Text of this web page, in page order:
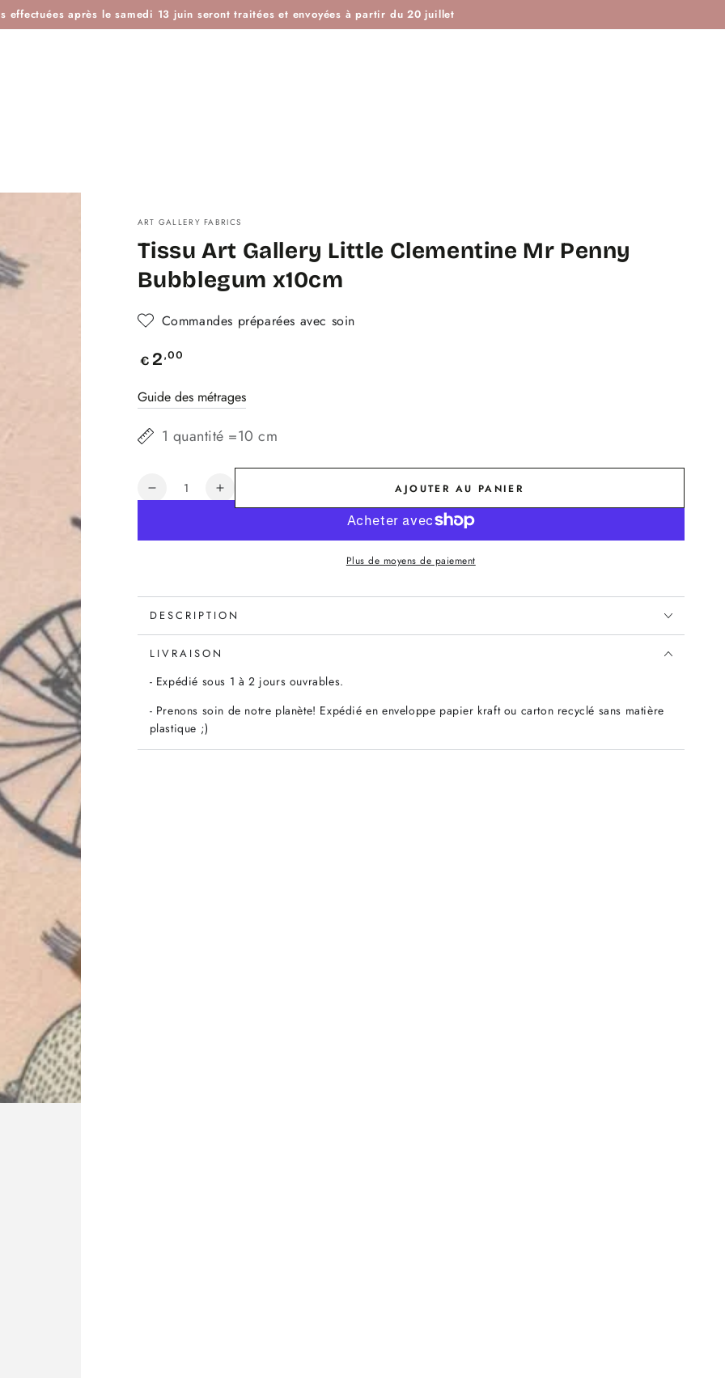
effectuées après le samedi 13 juin seront traitées et envoyées à partir du 20 juillet
ART GALLERY FABRICS
Tissu Art Gallery Little Clementine Mr Penny
Bubblegum x10cm
Commandes préparées avec soin
Prix
€ 2 ,00
Guide des métrages
1 quantité =10 cm
Quantité
Réduire
de
Gallery
Little
Clementine
Mr
Bubblegum
Augmenter
de
Gallery
Little
Clementine
Mr
Bubblegum
AJOUTER AU PANIER
Plus de moyens de paiement
DESCRIPTION
LIVRAISON
- Expédié sous 1 à 2 jours ouvrables.
- Prenons soin de notre planète! Expédié en enveloppe papier kraft ou carton recyclé sans matière
plastique ;)